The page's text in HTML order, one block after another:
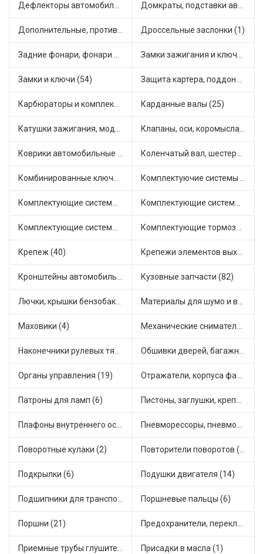
Дефлекторы автомобильные (4) Домкраты, подставки автомобильные (1)
Дополнительные, противотуманные фары (2) Дроссельные заслонки (1)
Задние фонари, фонари видимости (5) Замки зажигания и ключи (11)
Замки и ключи (54) Защита картера, поддона, КПП (3)
Карбюраторы и комплектующие (32) Карданные валы (25)
Катушки зажигания, модули зажигания (3) Клапаны, оси, коромысла (14)
Коврики автомобильные (7) Коленчатый вал, шестерни коленчатого вала (9)
Комбинированные ключи (3) Комплектуючие системы стеклоочистителя (9)
Комплектующие системы выпуска отработавших газов (10) Комплектующие системы отопления (25)
Комплектующие системы питания (12) Комплектующие тормозной системы (22)
Крепеж (40) Крепежи элементов выхлопной системы (5)
Кронштейны автомобильные (4) Кузовные запчасти (82)
Лючки, крышки бензобака (6) Материалы для шумо и виброизоляции (1)
Маховики (4) Механические сниматели (1)
Наконечники рулевых тяг (30) Обшивки дверей, багажника, потолков, накладки салона (36)
Органы управления (19) Отражатели, корпуса фар и фонарей (1)
Патроны для ламп (6) Пистоны, заглушки, крепежные элементы (12)
Плафоны внутреннего освещения (1) Пневморессоры, пневмоподушки (1)
Поворотные кулаки (2) Повторители поворотов (10)
Подкрылки (6) Подушки двигателя (14)
Подшипники для транспорта (43) Поршневые пальцы (6)
Поршни (21) Предохранители, переключатели, кнопки автомобильные (40)
Приемные трубы глушителя (5) Присадки в масла (1)